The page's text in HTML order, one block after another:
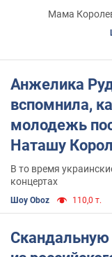
Мама
Анжелика
вспомнила,
молодежь
Наташу
В то время
концертах
Шоу Oboz 110,0 т.